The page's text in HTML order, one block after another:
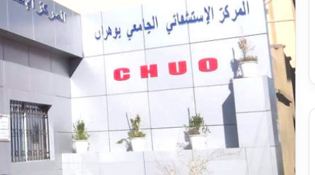
قرعة الدور التمهيدي لأبطال
وكأس الكونفدرالية يوم الخميس
لكحل 2026-08-03
نادي وفاق سطيف
الدين لكحل